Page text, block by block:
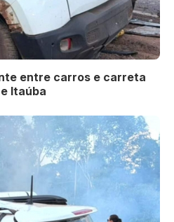
entre carros e carreta
Itaúba